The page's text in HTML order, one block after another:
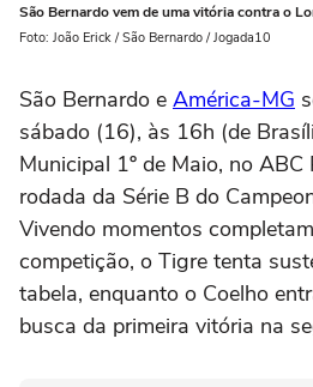
São Bernardo vem de uma vitória contra o
Foto: João Erick / São Bernardo / Jogada10
São Bernardo e América-MG
sábado (16), às 16h (de
Municipal 1º de Maio, no ABC
rodada da Série B do
Vivendo momentos
competição, o Tigre tenta
tabela, enquanto o Coelho
busca da primeira vitória na